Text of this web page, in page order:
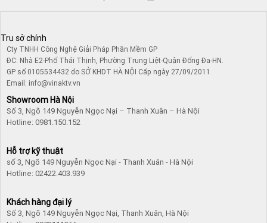
Trụ sở chính
Cty TNHH Công Nghệ Giải Pháp Phần Mềm GP
ĐC: Nhà E2-Phố Thái Thịnh, Phường Trung Liệt-Quận Đống Đa-HN.
GP số 0105534432 do SỞ KHDT HÀ NỘI Cấp ngày 27/09/2011
Email: info@vinaktv.vn
Showroom Hà Nội
Số 3, Ngõ 149 Nguyễn Ngọc Nại – Thanh Xuân – Hà Nội
Hotline: 0981.150.152
Hỗ trợ kỹ thuật
số 3, Ngõ 149 Nguyễn Ngọc Nại - Thanh Xuân - Hà Nội
Hotline: 02422.403.939
Khách hàng đại lý
Số 3, Ngõ 149 Nguyễn Ngọc Nại, Thanh Xuân, Hà Nội